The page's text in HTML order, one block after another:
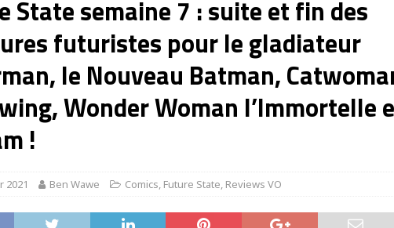
State semaine 7 : suite et fin des
futuristes pour le gladiateur
le Nouveau Batman,
Wonder Woman l’Immortelle
!
2021 Ben Wawe Comics, Future State, Reviews VO